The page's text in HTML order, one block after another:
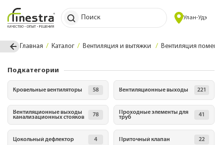
Поиск Улан-Удэ
Главная Каталог Вентиляция и вытяжки Вентиляция
Подкатегории
Кровельные вентиляторы 58 Вентиляционные выходы 221
Вентиляционные выходы
канализационных стояков
78
Проходные элементы для
труб
41
Цокольный дефлектор 4 Приточный клапан 22